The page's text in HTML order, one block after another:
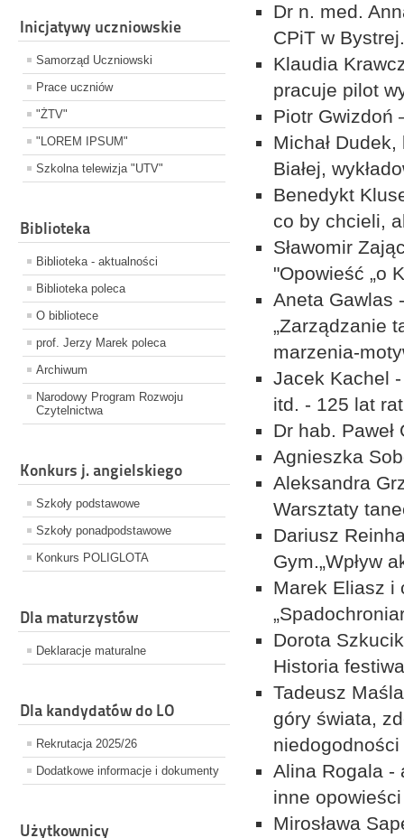
Inicjatywy uczniowskie
Samorząd Uczniowski
Prace uczniów
"ŻTV"
"LOREM IPSUM"
Szkolna telewizja "UTV"
Biblioteka
Biblioteka - aktualności
Biblioteka poleca
O bibliotece
prof. Jerzy Marek poleca
Archiwum
Narodowy Program Rozwoju
Czytelnictwa
Konkurs j. angielskiego
Szkoły podstawowe
Szkoły ponadpodstawowe
Konkurs POLIGLOTA
Dla maturzystów
Deklaracje maturalne
Dla kandydatów do LO
Rekrutacja 2025/26
Dodatkowe informacje i dokumenty
Użytkownicy
Dr n. med.
CPiT w
Klaudia
pracuje pilot
Piotr Gwizdoń
Michał
Białej,
Benedykt
co by chcieli,
Sławomir
"Opowieść „o
Aneta Gawlas
„Zarządzanie
marzenia-
Jacek Kachel
itd. - 125 lat
Dr hab. Paweł
Agnieszka
Aleksandra
Warsztaty
Dariusz
Gym.„Wpływ
Marek Eliasz i
Dorota
Historia
Tadeusz
góry świata,
niedogodności
Alina Rogala -
inne
Mirosława